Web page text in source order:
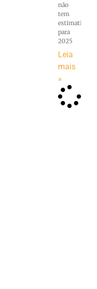
não
tem
estimativa
para
2025
Leia
mais
»